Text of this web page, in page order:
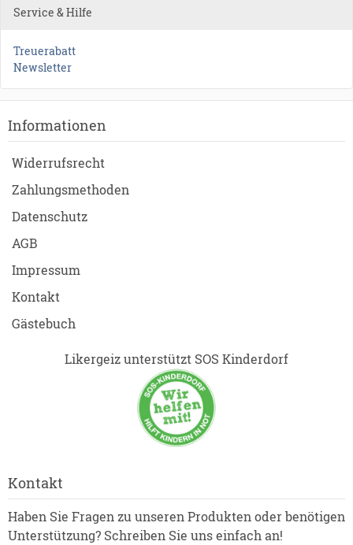
Service & Hilfe
Treuerabatt
Newsletter
Informationen
Widerrufsrecht
Zahlungsmethoden
Datenschutz
AGB
Impressum
Kontakt
Gästebuch
Likergeiz unterstützt SOS Kinderdorf
Kontakt
Haben Sie Fragen zu unseren Produkten oder benötigen
Unterstützung? Schreiben Sie uns einfach an!